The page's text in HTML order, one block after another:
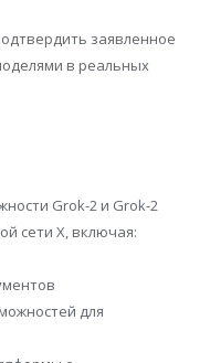
заявленное
в реальных
Grok-2 и Grok-2
сети X, включая:
для